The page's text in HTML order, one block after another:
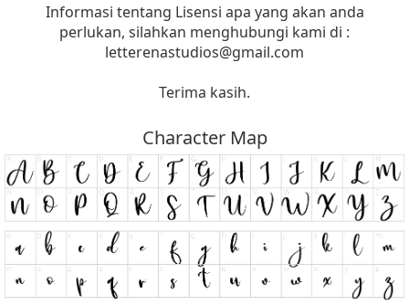
Informasi tentang Lisensi apa yang akan anda
perlukan, silahkan menghubungi kami di :
letterenastudios@gmail.com
Terima kasih.
Character Map